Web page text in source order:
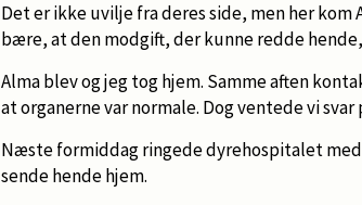
Det er ikke uvilje fra deres side, men her
bære, at den modgift, der kunne redde
Alma blev og jeg tog hjem. Samme aften
at organerne var normale. Dog ventede vi
Næste formiddag ringede dyrehospitalet
sende hende hjem.